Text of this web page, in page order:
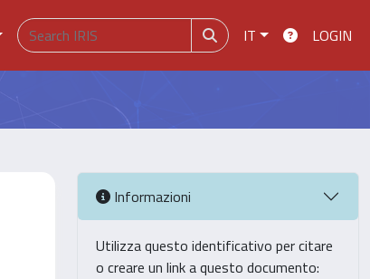
IT LOGIN
Informazioni
Utilizza questo identificativo per citare
o creare un link a questo documento: